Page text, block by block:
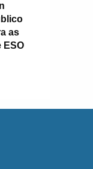
as
ESO